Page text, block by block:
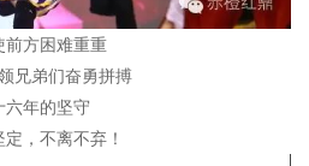
前方困难重重
兄弟们奋勇拼搏
六年的坚守
定，不离不弃！